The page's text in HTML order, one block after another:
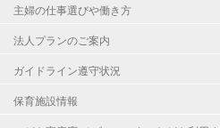
主婦の仕事選びや働き方
法人プランのご案内
ガイドライン遵守状況
保育施設情報